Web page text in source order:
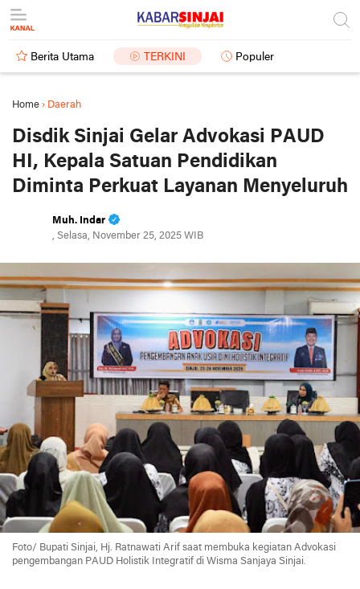
Berita Utama TERKINI Populer
Home › Daerah
Disdik Sinjai Gelar Advokasi PAUD
HI, Kepala Satuan Pendidikan
Diminta Perkuat Layanan Menyeluruh
Muh. Indar
, Selasa, November 25, 2025 WIB
Foto/ Bupati Sinjai, Hj. Ratnawati Arif saat membuka kegiatan Advokasi
pengembangan PAUD Holistik Integratif di Wisma Sanjaya Sinjai.